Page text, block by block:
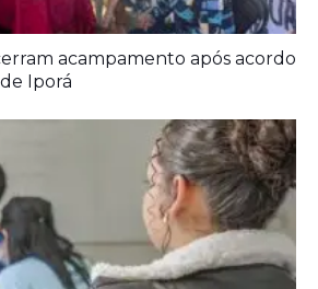
acampamento após acordo
Iporá